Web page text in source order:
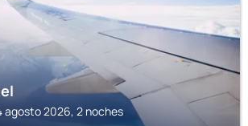
agosto 2026, 2 noches